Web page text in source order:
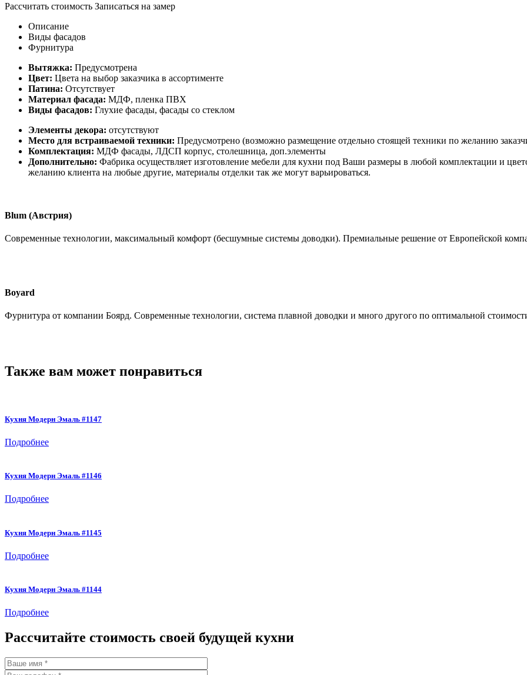
Рассчитать стоимость Записаться на замер
Описание
Виды фасадов
Фурнитура
Вытяжка: Предусмотрена
Цвет: Цвета на выбор заказчика в ассортименте
Патина: Отсутствует
Материал фасада: МДФ, пленка ПВХ
Виды фасадов: Глухие фасады, фасады со стеклом
Элементы декора: отсутствуют
Место для встраиваемой техники: Предусмотрено (возможно размещение отдельно стоящей техники по желанию
Комплектация: МДФ фасады, ЛДСП корпус, столешница, доп.элементы
Дополнительно: Фабрика осуществляет изготовление мебели для кухни под Ваши размеры в любой комплектации и
желанию клиента на любые другие, материалы отделки так же могут варьироваться.
Blum (Австрия)
Современные технологии, максимальный комфорт (бесшумные системы доводки). Премиальные решение от Европейской
Boyard
Фурнитура от компании Боярд. Современные технологии, система плавной доводки и много другого по оптимальной
Также вам может понравиться
Кухня Модерн Эмаль #1147
Подробнее
Кухня Модерн Эмаль #1146
Подробнее
Кухня Модерн Эмаль #1145
Подробнее
Кухня Модерн Эмаль #1144
Подробнее
Рассчитайте стоимость своей будущей кухни